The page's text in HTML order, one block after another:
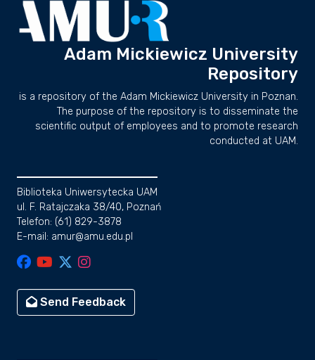
Adam Mickiewicz University
Repository
is a repository of the Adam Mickiewicz University in Poznan.
The purpose of the repository is to disseminate the
scientific output of employees and to promote research
conducted at UAM.
Biblioteka Uniwersytecka UAM
ul. F. Ratajczaka 38/40, Poznań
Telefon: (61) 829-3878
E-mail: amur@amu.edu.pl
Send Feedback